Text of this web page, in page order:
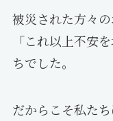
被災された方々の
「これ以上不安
ちでした。
だからこそ私た